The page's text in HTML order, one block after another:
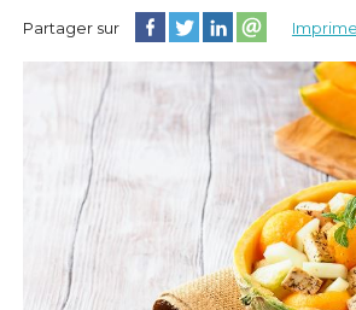
Partager sur Partager cette page sur
Partager cette page sur
Partager cette
Partager cette